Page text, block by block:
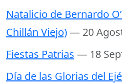
Natalicio de Bernardo
Chillán Viejo)— 20
Fiestas Patrias — 18
Día de las Glorias del